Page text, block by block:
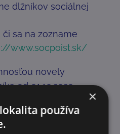
dlžníkov sociálnej
sa na zozname
www.socpoist.sk/
novely
od 01.10.2020
s. r. o., nemôže byť
vedené exekučné
evidovaný v registri
×
používa